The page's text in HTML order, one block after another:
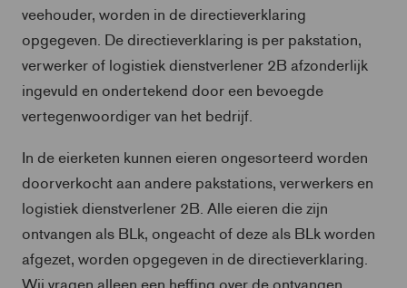
veehouder, worden in de directieverklaring
opgegeven. De directieverklaring is per pakstation,
verwerker of logistiek dienstverlener 2B afzonderlijk
ingevuld en ondertekend door een bevoegde
vertegenwoordiger van het bedrijf.
In de eierketen kunnen eieren ongesorteerd worden
doorverkocht aan andere pakstations, verwerkers en
logistiek dienstverlener 2B. Alle eieren die zijn
ontvangen als BLk, ongeacht of deze als BLk worden
afgezet, worden opgegeven in de directieverklaring.
Wij vragen alleen een heffing over de ontvangen